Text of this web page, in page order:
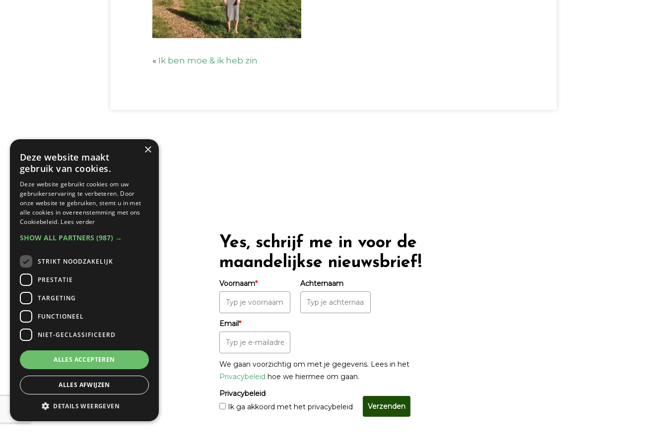
« Ik ben moe & ik heb zin
Yes, schrijf me in voor de
maandelijkse nieuwsbrief!
Voornaam* Achternaam
Email*
We gaan voorzichtig om met je gegevens. Lees in het
Privacybeleid hoe we hiermee om gaan.
Privacybeleid
Ik ga akkoord met het privacybeleid
Verzenden
×
Deze website maakt
gebruik van cookies.
Deze website gebruikt cookies om uw
gebruikerservaring te verbeteren. Door
onze website te gebruiken, stemt u in met
alle cookies in overeenstemming met ons
Cookiebeleid. Lees verder
SHOW ALL PARTNERS (987) →
STRIKT NOODZAKELIJK
PRESTATIE
TARGETING
FUNCTIONEEL
NIET-GECLASSIFICEERD
ALLES ACCEPTEREN
ALLES AFWIJZEN
DETAILS WEERGEVEN